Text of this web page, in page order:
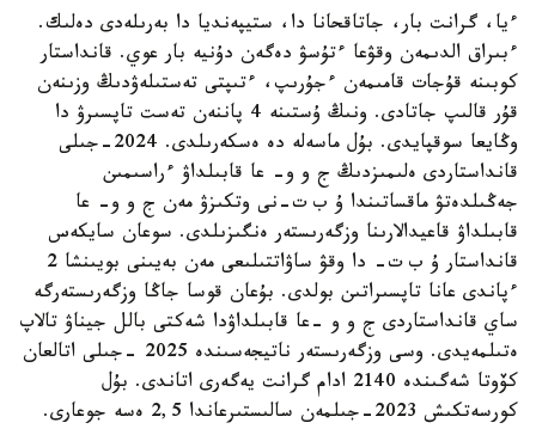
ءيا، گرانت بار، جاتاقحانا دا، ستيپەنديا دا بەرىلەدى دەلىك.
ءبىراق الدىمەن وقۋعا ءتۇسۋ دەگەن دۇنيە بار عوي. قانداستار
كوبىنە قۇجات قامىمەن ءجۇرىپ، ءتىپتى تەستىلەۋدىڭ وزىنەن
قۇر قالىپ جاتادى. ونىڭ ۇستىنە 4 پاننەن تەست تاپسىرۋ دا
وڭايعا سوقپايدى. بۇل ماسەلە دە ەسكەرىلدى. 2024-جىلى
قانداستاردى ەلىمىزدىڭ ج و و- عا قابىلداۋ ءراسىمىن
جەڭىلدەتۋ ماقساتىندا ۇ ب ت-نى وتكىزۋ مەن ج و و- عا
قابىلداۋ قاعيدالارىنا وزگەرىستەر ەنگىزىلدى. سوعان سايكەس
قانداستار ۇ ب ت- دا وقۋ ساۋاتتىلىعى مەن بەيىنى بويىنشا 2
ءپاندى عانا تاپسىراتىن بولدى. بۇعان قوسا جاڭا وزگەرىستەرگە
ساي قانداستاردى ج و و -عا قابىلداۋدا شەكتى بالل جيناۋ تالاپ
ەتىلمەيدى. وسى وزگەرىستەر ناتيجەسىندە 2025 -جىلى اتالعان
كۆوتا شەگىندە 2140 ادام گرانت يەگەرى اتاندى. بۇل
كورسەتكىش 2023-جىلمەن سالىستىرعاندا 2,5 ەسە جوعارى.